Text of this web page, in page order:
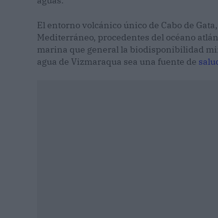
El entorno volcánico único de Cabo de
Mediterráneo, procedentes del océano
marina que general la biodisponibilidad
agua de Vizmaraqua sea una fuente de